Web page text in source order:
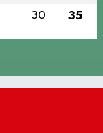
30 35